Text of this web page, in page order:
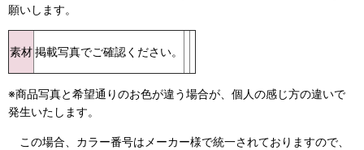
願いします。
素材掲載写真でご確認ください。
※商品写真と希望通りのお色が違う場合が、個人の感じ方の違いで
発生いたします。
この場合、カラー番号はメーカー様で統一されておりますので、